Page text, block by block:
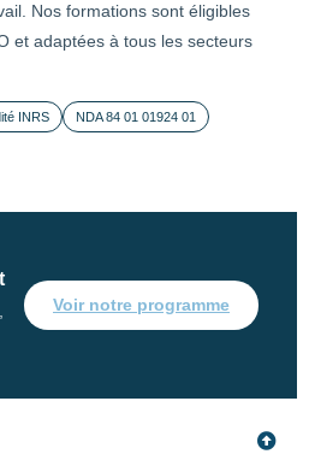
Nos formations sont éligibles
et adaptées à tous les secteurs
INRS NDA 84 01 01924 01
Voir notre programme